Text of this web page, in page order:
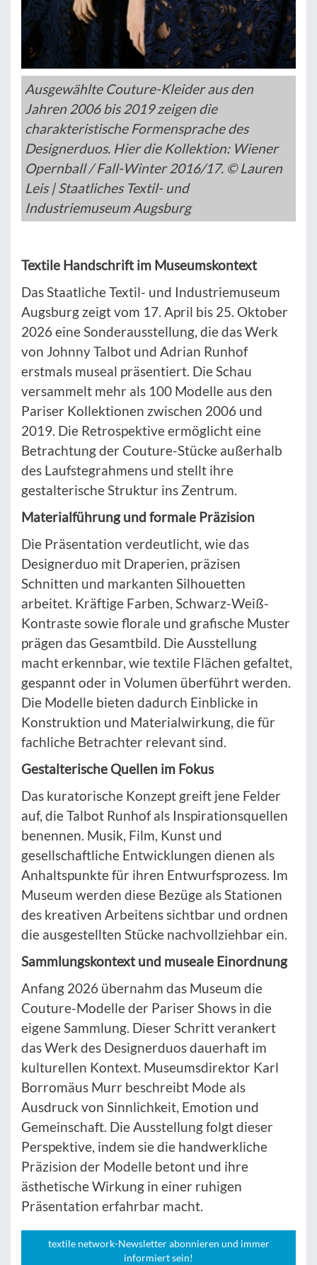
Ausgewählte Couture-Kleider aus den
Jahren 2006 bis 2019 zeigen die
charakteristische Formensprache des
Designerduos. Hier die Kollektion: Wiener
Opernball / Fall-Winter 2016/17. © Lauren
Leis | Staatliches Textil- und
Industriemuseum Augsburg
Textile Handschrift im Museumskontext
Das Staatliche Textil- und Industriemuseum
Augsburg zeigt vom 17. April bis 25. Oktober
2026 eine Sonderausstellung, die das Werk
von Johnny Talbot und Adrian Runhof
erstmals museal präsentiert. Die Schau
versammelt mehr als 100 Modelle aus den
Pariser Kollektionen zwischen 2006 und
2019. Die Retrospektive ermöglicht eine
Betrachtung der Couture-Stücke außerhalb
des Laufstegrahmens und stellt ihre
gestalterische Struktur ins Zentrum.
Materialführung und formale Präzision
Die Präsentation verdeutlicht, wie das
Designerduo mit Draperien, präzisen
Schnitten und markanten Silhouetten
arbeitet. Kräftige Farben, Schwarz-Weiß-
Kontraste sowie florale und grafische Muster
prägen das Gesamtbild. Die Ausstellung
macht erkennbar, wie textile Flächen gefaltet,
gespannt oder in Volumen überführt werden.
Die Modelle bieten dadurch Einblicke in
Konstruktion und Materialwirkung, die für
fachliche Betrachter relevant sind.
Gestalterische Quellen im Fokus
Das kuratorische Konzept greift jene Felder
auf, die Talbot Runhof als Inspirationsquellen
benennen. Musik, Film, Kunst und
gesellschaftliche Entwicklungen dienen als
Anhaltspunkte für ihren Entwurfsprozess. Im
Museum werden diese Bezüge als Stationen
des kreativen Arbeitens sichtbar und ordnen
die ausgestellten Stücke nachvollziehbar ein.
Sammlungskontext und museale Einordnung
Anfang 2026 übernahm das Museum die
Couture-Modelle der Pariser Shows in die
eigene Sammlung. Dieser Schritt verankert
das Werk des Designerduos dauerhaft im
kulturellen Kontext. Museumsdirektor Karl
Borromäus Murr beschreibt Mode als
Ausdruck von Sinnlichkeit, Emotion und
Gemeinschaft. Die Ausstellung folgt dieser
Perspektive, indem sie die handwerkliche
Präzision der Modelle betont und ihre
ästhetische Wirkung in einer ruhigen
Präsentation erfahrbar macht.
textile network-Newsletter abonnieren und immer
informiert sein!